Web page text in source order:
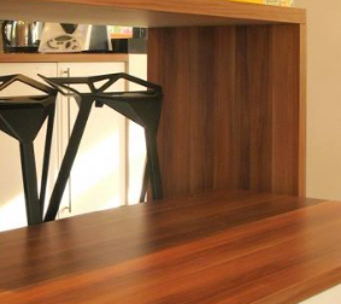
PLAN
LÉGALES COMMUNICATION